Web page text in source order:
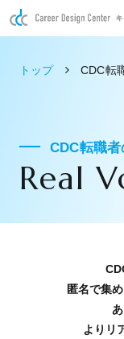
トップ CDC転
CDC転職者
Real
匿名で集
よりリ